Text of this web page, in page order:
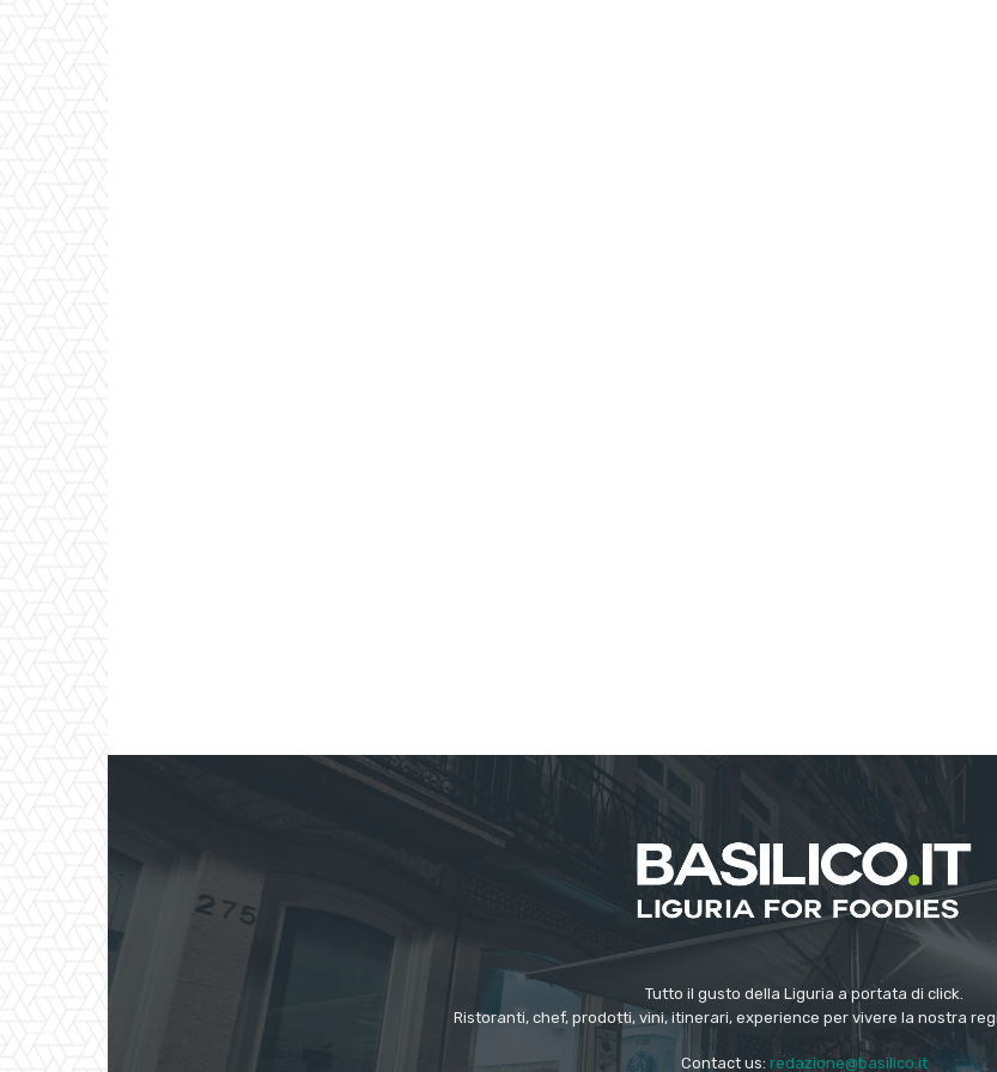
Tutto il gusto della Liguria a portata di click.
Ristoranti, chef, prodotti, vini, itinerari, experience per vivere la nostra
Contact us: redazione@basilico.it